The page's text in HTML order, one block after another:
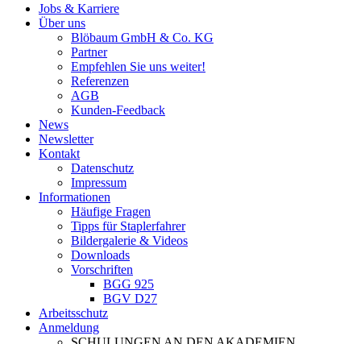
Jobs & Karriere
Über uns
Blöbaum GmbH & Co. KG
Partner
Empfehlen Sie uns weiter!
Referenzen
AGB
Kunden-Feedback
News
Newsletter
Kontakt
Datenschutz
Impressum
Informationen
Häufige Fragen
Tipps für Staplerfahrer
Bildergalerie & Videos
Downloads
Vorschriften
BGG 925
BGV D27
Arbeitsschutz
Anmeldung